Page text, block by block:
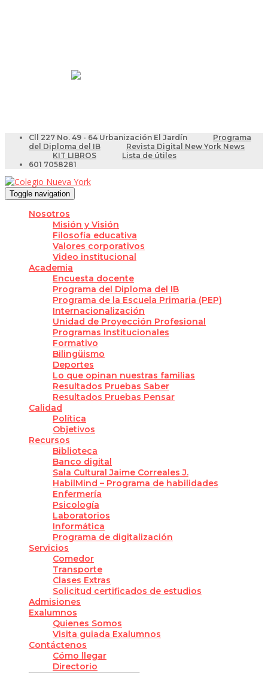
Cll 227 No. 49 - 64 Urbanización El Jardín
Programa
del Diploma del IB
Revista Digital New York News
KIT LIBROS
Lista de útiles
601 7058281
Toggle navigation
Nosotros
Misión y Visión
Filosofía educativa
Valores corporativos
Video institucional
Academia
Encuesta docente
Programa del Diploma del IB
Programa de la Escuela Primaria (PEP)
Internacionalización
Unidad de Proyección Profesional
Programas Institucionales
Formativo
Bilingüismo
Deportes
Lo que opinan nuestras familias
Resultados Pruebas Saber
Resultados Pruebas Pensar
Calidad
Política
Objetivos
Recursos
Biblioteca
Banco digital
Sala Cultural Jaime Correales J.
HabilMind – Programa de habilidades
Enfermería
Psicología
Laboratorios
Informática
Programa de digitalización
Servicios
Comedor
Transporte
Clases Extras
Solicitud certificados de estudios
Admisiones
Exalumnos
Quienes Somos
Visita guiada Exalumnos
Contáctenos
Cómo llegar
Directorio